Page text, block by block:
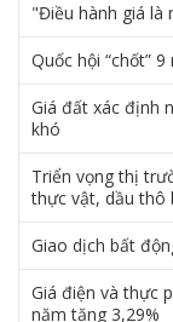
"Điều hành giá là
Quốc hội “chốt”
Giá đất xác định
khó
Triển vọng thị
thực vật, dầu thô
Giao dịch bất
Giá điện và thực
năm tăng 3,29%